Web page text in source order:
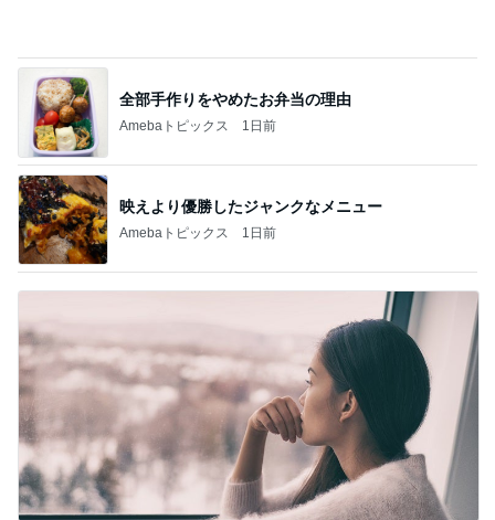
全部手作りをやめたお弁当の理由
Amebaトピックス 1日前
映えより優勝したジャンクなメニュー
Amebaトピックス 1日前